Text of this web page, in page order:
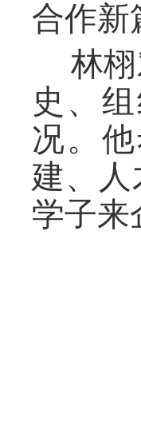
合作新
林
史、
况。
建、
学子来